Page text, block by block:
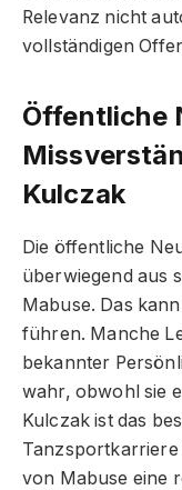
Relevanz nicht
vollständigen
Öffentliche
Kulczak
Die öffentliche
überwiegend aus
Mabuse. Das
führen. Manche
bekannter
wahr, obwohl sie
Kulczak ist das
von Mabuse eine